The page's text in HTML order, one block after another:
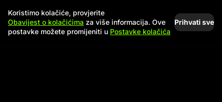
Koristimo kolačiće, provjerite
Obavijest o kolačićima za više informacija. Ove
postavke možete promijeniti u Postavke kolačića
Prihvati sve